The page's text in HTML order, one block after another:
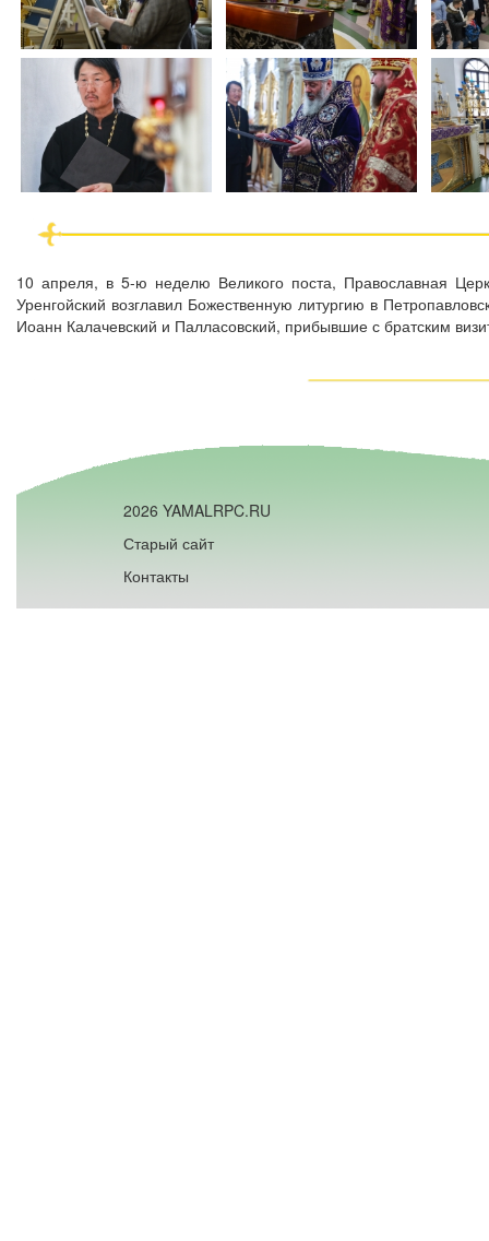
10 апреля, в 5-ю неделю Великого поста, Православная
Уренгойский возглавил Божественную литургию в
Иоанн Калачевский и Палласовский, прибывшие с братским
2026 YAMALRPC.RU
Старый сайт
Контакты